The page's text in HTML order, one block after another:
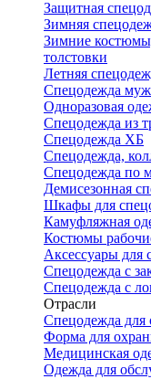
Защитная
Зимняя
Зимние
толстовки
Летняя
Спецодежда
Одноразовая
Спецодежда из
Спецодежда ХБ
Спецодежда,
Спецодежда по
Демисезонная
Шкафы для
Камуфляжная
Костюмы
Аксессуары для
Спецодежда с
Спецодежда с
Отрасли
Спецодежда для
Форма для
Медицинская
Одежда для